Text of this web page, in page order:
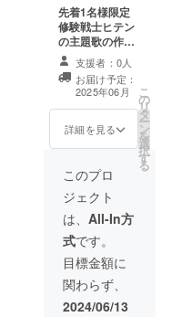
先着1名様限定
修験戦士ヒテン
の主題歌の作詞
をする権利を提
供いたします。
アナタの作った
歌がご当地ヒー
ローの主題歌
に!! 各地のイベ
詞した歌っ!! 支
援してくれたア
ナタのお好きな
ジャンルで作曲
を依頼いたしま
す。 例、電波ソ
ング・ハード
ロック・ヘヴィ
メタルなども面
白いので可 面白
支援者：0人
お届け予定：
2025年06月
詳細を見る
こ
の
リ
タ
ー
ン
を
選
択
す
る
このプロ
ジェクト
は、 All-In方
式です。
目標金額に
関わらず、
2024/06/13